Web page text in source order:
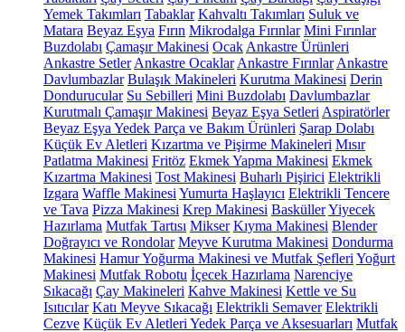
Yemek Takımları Tabaklar Kahvaltı Takımları Suluk ve
Matara Beyaz Eşya Fırın Mikrodalga Fırınlar Mini Fırınlar
Buzdolabı Çamaşır Makinesi Ocak Ankastre Ürünleri
Ankastre Setler Ankastre Ocaklar Ankastre Fırınlar Ankastre
Davlumbazlar Bulaşık Makineleri Kurutma Makinesi Derin
Dondurucular Su Sebilleri Mini Buzdolabı Davlumbazlar
Kurutmalı Çamaşır Makinesi Beyaz Eşya Setleri Aspiratörler
Beyaz Eşya Yedek Parça ve Bakım Ürünleri Şarap Dolabı
Küçük Ev Aletleri Kızartma ve Pişirme Makineleri Mısır
Patlatma Makinesi Fritöz Ekmek Yapma Makinesi Ekmek
Kızartma Makinesi Tost Makinesi Buharlı Pişirici Elektrikli
Izgara Waffle Makinesi Yumurta Haşlayıcı Elektrikli Tencere
ve Tava Pizza Makinesi Krep Makinesi BasküllerYiyecek
Hazırlama Mutfak Tartısı Mikser Kıyma Makinesi Blender
Doğrayıcı ve Rondolar Meyve Kurutma Makinesi Dondurma
Makinesi Hamur Yoğurma Makinesi ve Mutfak Şefleri Yoğurt
Makinesi Mutfak Robotu İçecek Hazırlama Narenciye
Sıkacağı Çay Makineleri Kahve Makinesi Kettle ve Su
Isıtıcılar Katı Meyve Sıkacağı Elektrikli Semaver Elektrikli
Cezve Küçük Ev Aletleri Yedek Parça ve Aksesuarları Mutfak